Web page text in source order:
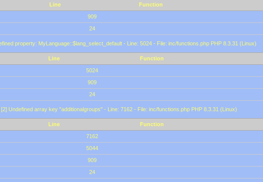
Line
Function
909
24
property: MyLanguage::$lang_select_default - Line: 5024 - File: inc/functions.php PHP 8.3.31 (Linux)
Line
Function
5024
909
24
[2] Undefined array key "additionalgroups" - Line: 7162 - File: inc/functions.php PHP 8.3.31 (Linux)
Line
Function
7162
5044
909
24